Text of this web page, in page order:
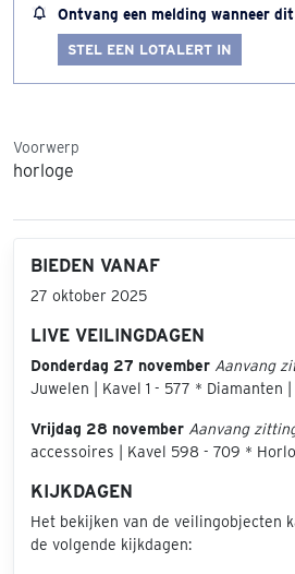
Ontvang een melding wanneer
STEL EEN LOTALERT IN
Voorwerp
horloge
BIEDEN VANAF
27 oktober 2025
LIVE VEILINGDAGEN
Donderdag 27 november Aanvang
Juwelen | Kavel 1 - 577 * Diamanten
Vrijdag 28 november Aanvang
accessoires | Kavel 598 - 709 *
KIJKDAGEN
Het bekijken van de veilingobjecten
de volgende kijkdagen: